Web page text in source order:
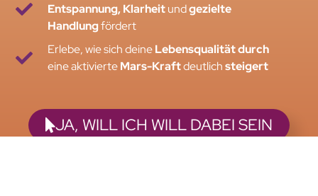
Entspannung, Klarheitundgezielte
Handlungfördert
Erlebe, wie sich deineLebensqualität durch
eine aktivierteMars-Kraftdeutlichsteigert
JA, WILL ICH WILL DABEI SEIN